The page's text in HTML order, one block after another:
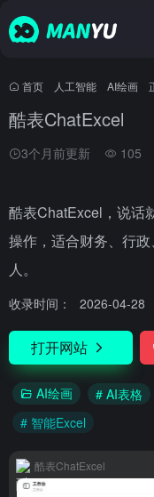
首页 人工智能 AI绘画
酷表ChatExcel
3个月前更新 105
酷表ChatExcel，说话
操作，适合财务、行
人。
收录时间： 2026-04-28
打开网站
AI绘画 # AI表格
# 智能Excel
酷表ChatExcel